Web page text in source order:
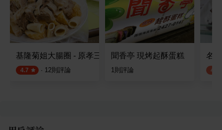
基隆菊姐大腸圈 - 原孝三路三兄弟
4.7 · 12則評論
聞香亭 現烤起酥蛋糕
1則評論
名
4.0